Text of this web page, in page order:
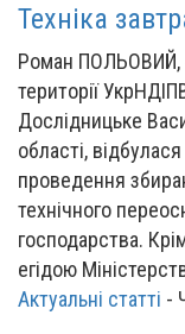
Техніка
Роман ПОЛЬОВИЙ,
території
Дослідницьке
області,
проведення
технічного
господарства.
егідою
Актуальні статті -